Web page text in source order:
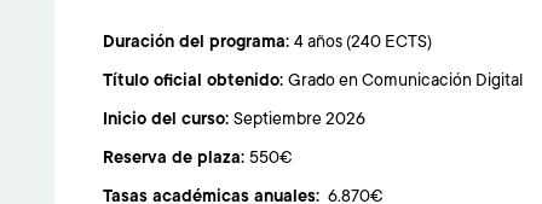
Duración del programa:4 años (240 ECTS)
Título oficial obtenido:Grado en Comunicación Digital
Inicio del curso:Septiembre 2026
Reserva de plaza:550€
Tasas académicas anuales: 6.870€